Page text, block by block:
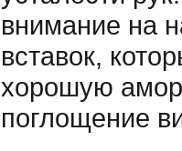
внимание на
вставок,
хорошую
поглощение